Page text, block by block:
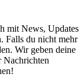
mit News, Updates
Falls du nicht mehr
Wir geben deine
Nachrichten